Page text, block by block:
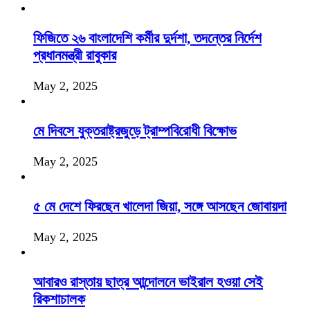
ফিজিতে ২৬ বাংলাদেশি কর্মীর দুর্দশা, তদন্তের নির্দেশ
প্রধানমন্ত্রী রাবুকার
May 2, 2025
মে দিবসে যুক্তরাষ্ট্রজুড়ে ট্রাম্পবিরোধী বিক্ষোভ
May 2, 2025
৫ মে দেশে ফিরছেন খালেদা জিয়া, সঙ্গে আসছেন জোবায়দা
May 2, 2025
আবারও রাস্তায় ছাত্র আন্দোলনে ভাইরাল হওয়া সেই
রিকশাচালক